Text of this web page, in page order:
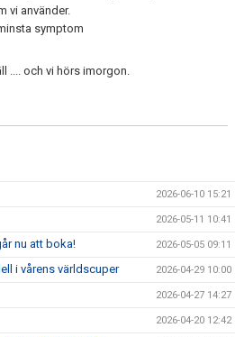
vi använder.
symptom
.... och vi hörs imorgon.
2026-06-10 15:21
2026-05-11 10:41
nu att boka! 2026-05-05 09:11
i vårens världscuper 2026-04-29 10:00
2026-04-27 14:27
2026-04-20 12:42